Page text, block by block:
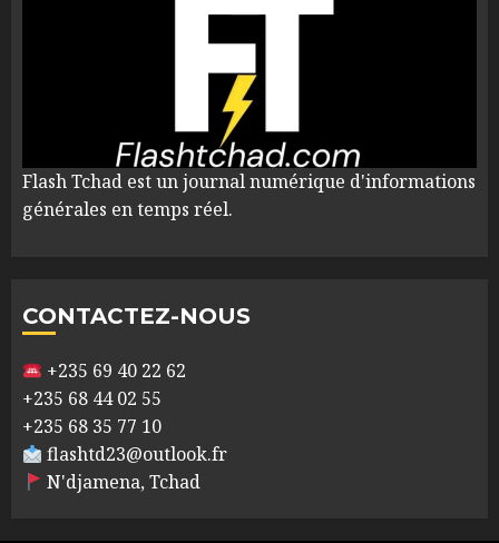
Flash Tchad est un journal numérique d'informations
générales en temps réel.
CONTACTEZ-NOUS
+235 69 40 22 62
+235 68 44 02 55
+235 68 35 77 10
flashtd23@outlook.fr
N'djamena, Tchad